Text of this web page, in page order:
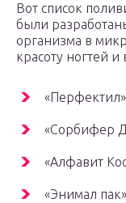
Вот список
были
организма в
красоту ногтей и
«Сорбифер
«Алфавит
«Энимал